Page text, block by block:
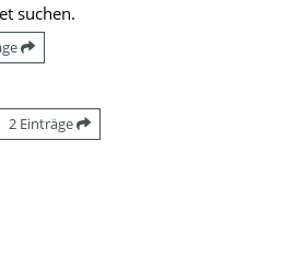
suchen.
2 Einträge